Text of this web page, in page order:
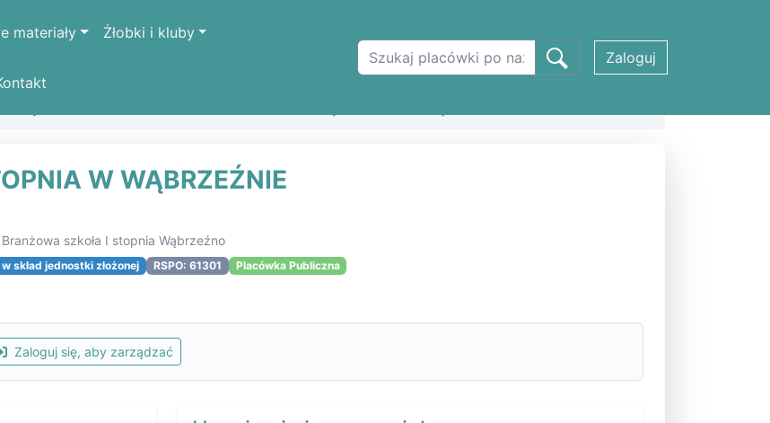
materiały Żłobki i kluby
Zaloguj
W WĄBRZEŹNIE
szkoła I stopnia Wąbrzeźno
skład jednostki złożonej RSPO: 61301 Placówka Publiczna
Zaloguj się, aby zarządzać